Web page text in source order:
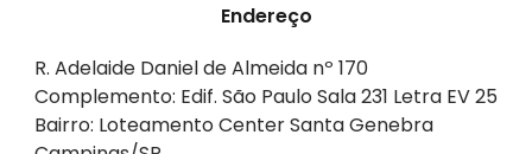
Endereço
R. Adelaide Daniel de Almeida nº 170
Complemento: Edif. São Paulo Sala 231 Letra EV 25
Bairro: Loteamento Center Santa Genebra